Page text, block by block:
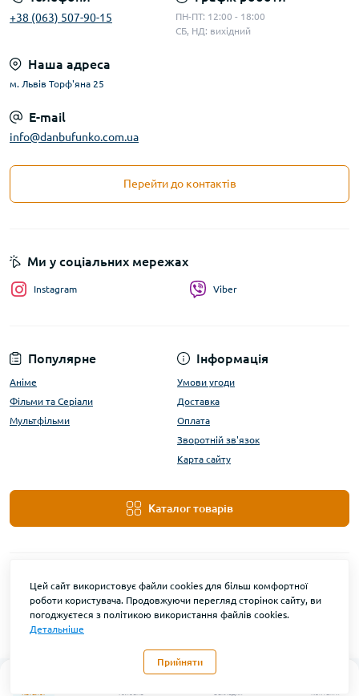
Каталог Головна Закладки Контакти
+38 (063) 507-90-15
ПН-ПТ: 12:00 - 18:00
СБ, НД: вихідний
Наша адреса
м. Львів Торф'яна 25
E-mail
info@danbufunko.com.ua
Перейти до контактів
Популярне
Аніме
Фільми та Серіали
Мультфільми
Інформація
Умови угоди
Доставка
Оплата
Зворотній зв'язок
Карта сайту
Каталог товарів
Ми у соціальних мережах
Instagram Viber
Цей сайт використовує файли cookies для більш комфортної
роботи користувача. Продовжуючи перегляд сторінок сайту, ви
погоджуєтеся з політикою використання файлів cookies.
Детальніше
Прийняти